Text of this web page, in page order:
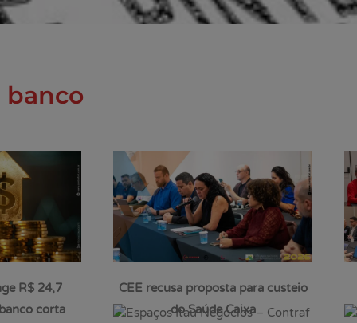
banco
R$ 24,7
corta
CEE recusa proposta para custeio
do Saúde Caixa